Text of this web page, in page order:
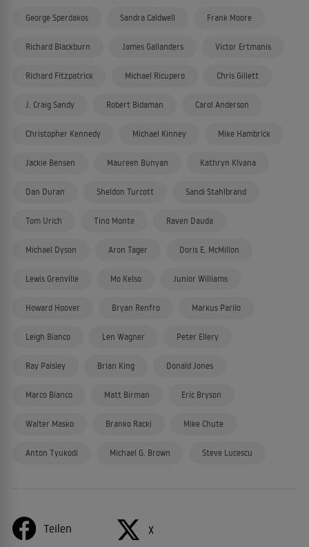
George Sperdakos Sandra Caldwell Frank Moore
Richard Blackburn James Gallanders Victor Ertmanis
Richard Fitzpatrick Michael Ricupero Chris Gillett
J. Craig Sandy Robert Bidaman Carol Anderson
Christopher Kennedy Michael Kinney Mike Hambrick
Jackie Bensen Maureen Bunyan Kathryn Klvana
Dan Duran Sheldon Turcott Sandi Stahlbrand
Tom Urich Tino Monte Raven Dauda
Michael Dyson Aron Tager Doris E. McMillon
Lewis Grenville Mo Kelso Junior Williams
Howard Hoover Bryan Renfro Markus Parilo
Leigh Bianco Len Wagner Peter Ellery
Ray Paisley Brian King Donald Jones
Marco Bianco Matt Birman Eric Bryson
Walter Masko Branko Racki Mike Chute
Anton Tyukodi Michael G. Brown Steve Lucescu
Teilen X